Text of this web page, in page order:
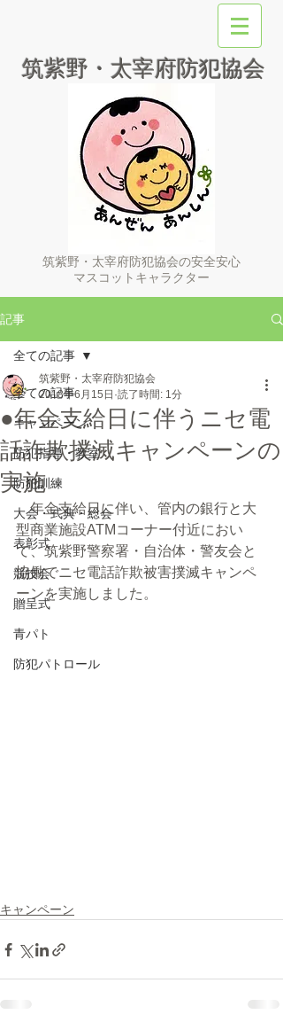
筑紫野・太宰府防犯協会
筑紫野・太宰府防犯協会の安全安心
マスコットキャラクター
記事
全ての記事
キャンペーン
防犯指導・教室
防犯訓練
大会・式典・総会
表彰式
競技会
贈呈式
青パト
防犯パトロール
全ての記事
●年金支給日に伴うニセ電
話詐欺撲滅キャンペーンの
実施
筑紫野・太宰府防犯協会
2018年6月15日 読了時間: 1分
年金支給日に伴い、管内の銀行と大
型商業施設ATMコーナー付近におい
て、筑紫野警察署・自治体・警友会と
協働でニセ電話詐欺被害撲滅キャンペ
ーンを実施しました。
キャンペーン